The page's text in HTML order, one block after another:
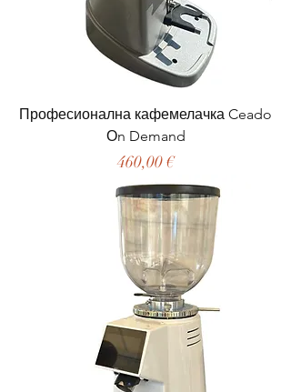
Професионална кафемелачка Ceado
Оn Demand
Цена
460,00 €